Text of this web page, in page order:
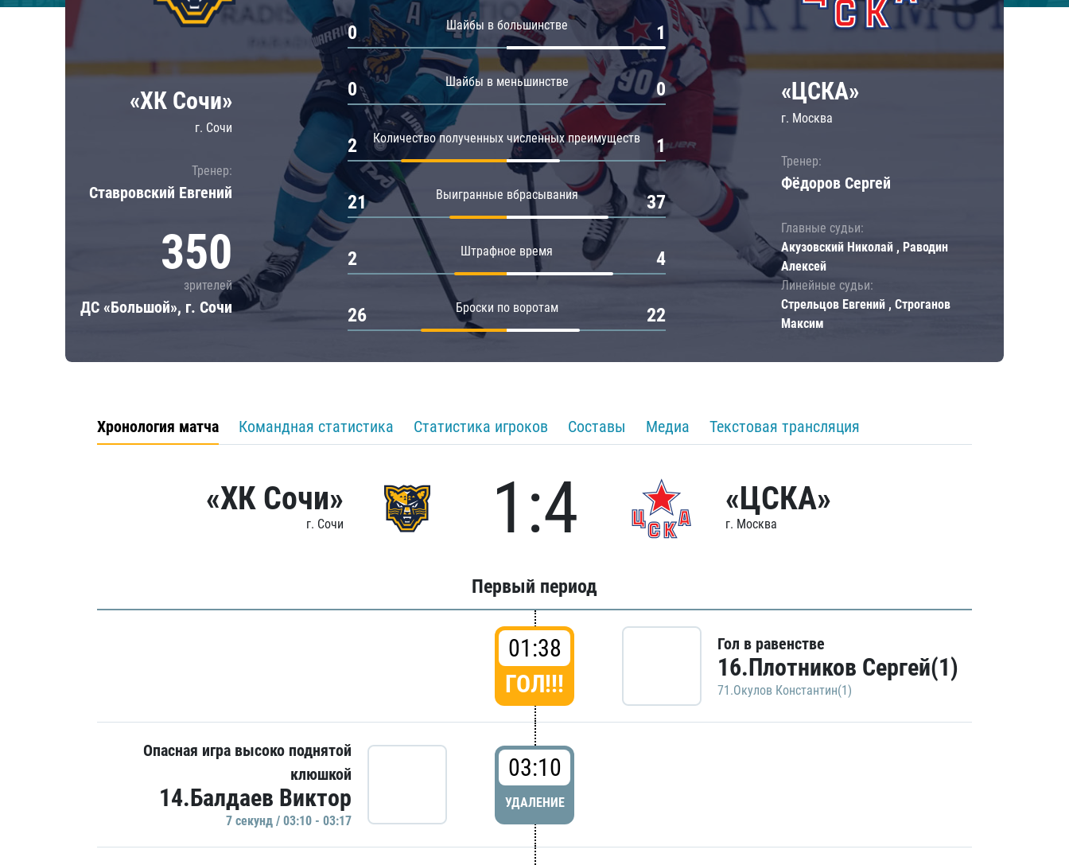
Локомотив
ЦСКА
Шанхайские Драконы
Амур
Барыс
Салават Юлаев
«ХК Сочи»
г. Сочи
Тренер:
Ставровский Евгений
350
зрителей
ДС «Большой», г. Сочи
Шайбы в большинстве
0 1
Шайбы в меньшинстве
0 0
Количество полученных численных преимуществ
2 1
Выигранные вбрасывания
21 37
Штрафное время
2 4
Броски по воротам
26 22
«ЦСКА»
г. Москва
Тренер:
Фёдоров Сергей
Главные судьи:
Акузовский Николай , Раводин
Алексей
Линейные судьи:
Стрельцов Евгений , Строганов
Максим
Хронология матча Командная статистика Статистика игроков Составы Медиа Текстовая трансляция
«ХК Сочи»
г. Сочи 1:4 «ЦСКА»
г. Москва
Первый период
01:38
ГОЛ!!!
Гол в равенстве
16.Плотников Сергей(1)
71.Окулов Константин(1)
Опасная игра высоко поднятой
клюшкой
14.Балдаев Виктор
7 секунд / 03:10 - 03:17
03:10
УДАЛЕНИЕ